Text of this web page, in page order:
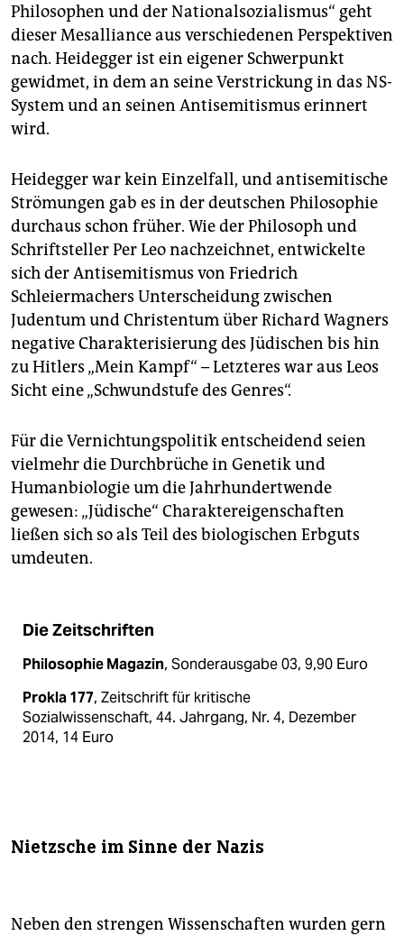
Philosophen und der Nationalsozialismus“ geht
dieser Mesalliance aus verschiedenen Perspektiven
nach. Heidegger ist ein eigener Schwerpunkt
gewidmet, in dem an seine Verstrickung in das NS-
System und an seinen Antisemitismus erinnert
wird.
Heidegger war kein Einzelfall, und antisemitische
Strömungen gab es in der deutschen Philosophie
durchaus schon früher. Wie der Philosoph und
Schriftsteller Per Leo nachzeichnet, entwickelte
sich der Antisemitismus von Friedrich
Schleiermachers Unterscheidung zwischen
Judentum und Christentum über Richard Wagners
negative Charakterisierung des Jüdischen bis hin
zu Hitlers „Mein Kampf“ – Letzteres war aus Leos
Sicht eine „Schwundstufe des Genres“.
Für die Vernichtungspolitik entscheidend seien
vielmehr die Durchbrüche in Genetik und
Humanbiologie um die Jahrhundertwende
gewesen: „Jüdische“ Charaktereigenschaften
ließen sich so als Teil des biologischen Erbguts
umdeuten.
Die Zeitschriften
Philosophie Magazin, Sonderausgabe 03, 9,90 Euro
Prokla 177, Zeitschrift für kritische
Sozialwissenschaft, 44. Jahrgang, Nr. 4, Dezember
2014, 14 Euro
Nietzsche im Sinne der Nazis
Neben den strengen Wissenschaften wurden gern